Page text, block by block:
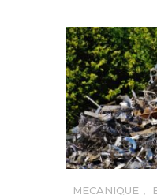
MECANIQUE ,